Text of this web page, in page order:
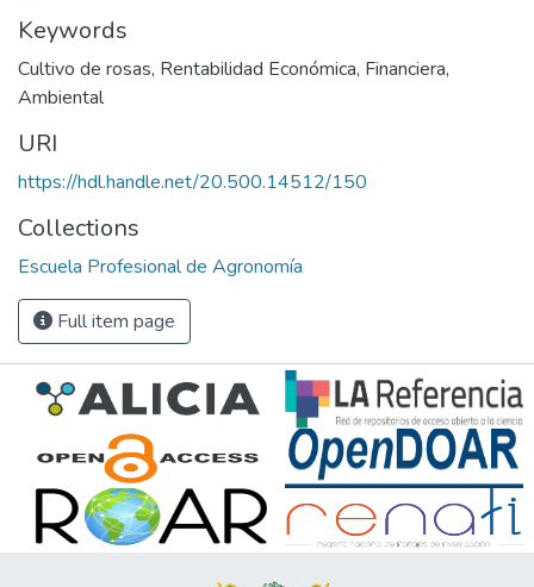
Keywords
Cultivo de rosas, Rentabilidad Económica, Financiera,
Ambiental
URI
https://hdl.handle.net/20.500.14512/150
Collections
Escuela Profesional de Agronomía
Full item page